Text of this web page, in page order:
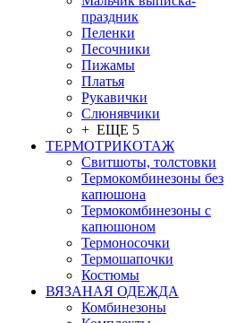
праздник
Пеленки
Песочники
Пижамы
Платья
Рукавички
Слюнявчики
+ ЕЩЕ 5
ТЕРМОТРИКОТАЖ
Свитшоты, толстовки
Термокомбинезоны без
капюшона
Термокомбинезоны с
капюшоном
Термоносочки
Термошапочки
Костюмы
ВЯЗАНАЯ ОДЕЖДА
Комбинезоны